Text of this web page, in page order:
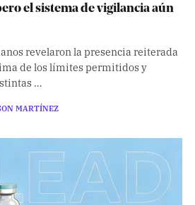
el sistema de vigilancia aún
revelaron la presencia reiterada
de los límites permitidos y
…
MARTÍNEZ